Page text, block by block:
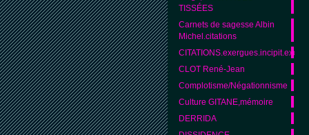
TISSÉES
Carnets de sagesse Albin
Michel.citations
CITATIONS.exergues.incipit.excipit
CLOT René-Jean
Complotisme/Négationnisme
Culture GITANE,mémoire
DERRIDA